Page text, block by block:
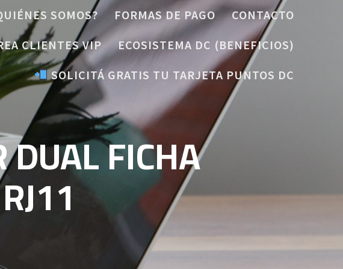
SOMOS? FORMAS DE PAGO
CONTACTO
CLIENTES VIP
ECOSISTEMA DC (BENEFICIOS)
SOLICITÁ GRATIS TU TARJETA PUNTOS DC
FICHA